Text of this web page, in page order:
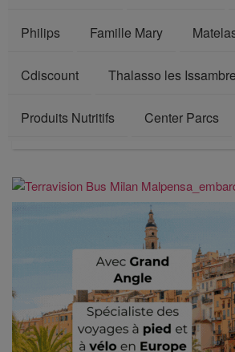
Philips Famille Mary
Cdiscount Thalasso les
Produits Nutritifs Center Parcs